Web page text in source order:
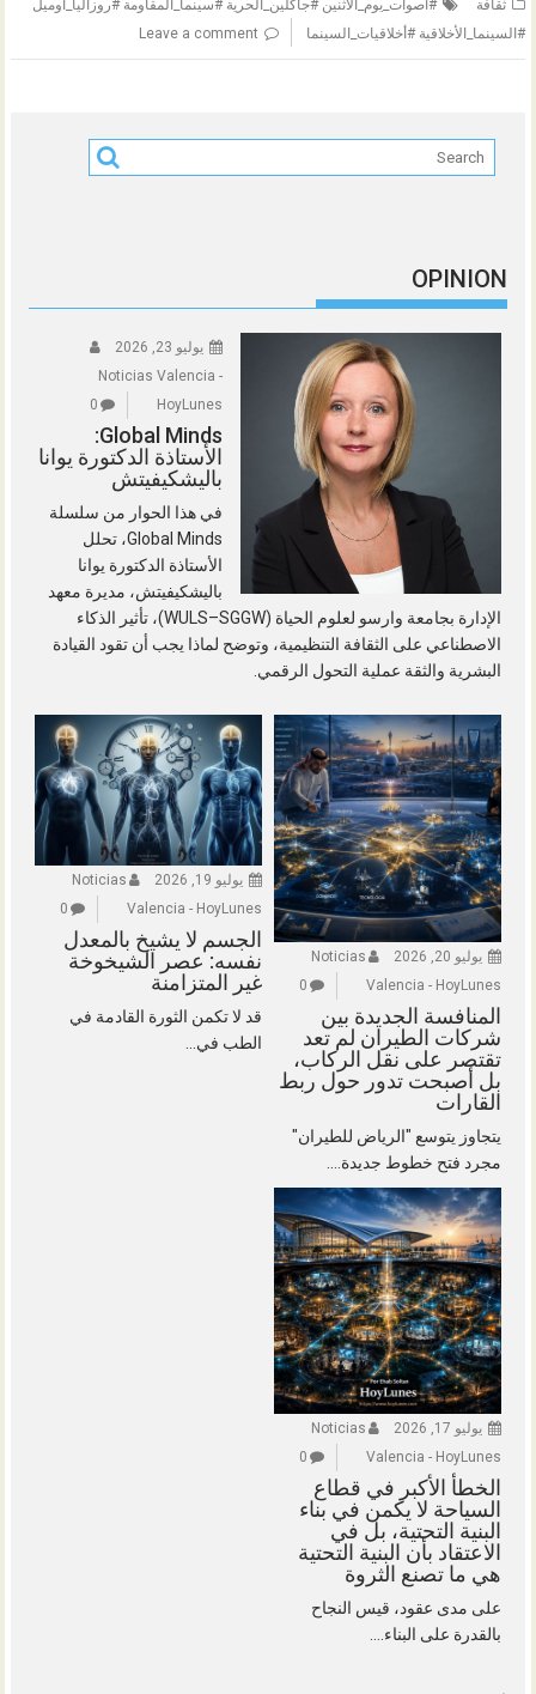
ثقافة
#أصوات_يوم_الاثنين #جاكلين_الحرية #سينما_المقاومة #روزاليا_أوميل
#السينما_الأخلاقية #أخلاقيات_السينما
Leave a comment
OPINION
يوليو 23, 2026
Noticias Valencia -
HoyLunes
0
Global Minds:
الأستاذة الدكتورة يوانا
باليشكيفيتش
في هذا الحوار من سلسلة
Global Minds، تحلل
الأستاذة الدكتورة يوانا
باليشكيفيتش، مديرة معهد
الإدارة بجامعة وارسو لعلوم الحياة (WULS–SGGW)، تأثير الذكاء
الاصطناعي على الثقافة التنظيمية، وتوضح لماذا يجب أن تقود القيادة
البشرية والثقة عملية التحول الرقمي.
يوليو 20, 2026
Noticias
Valencia - HoyLunes
0
المنافسة الجديدة بين
شركات الطيران لم تعد
تقتصر على نقل الركاب،
بل أصبحت تدور حول ربط
القارات
يتجاوز يتوسع "الرياض للطيران"
مجرد فتح خطوط جديدة....
يوليو 19, 2026
Noticias
Valencia - HoyLunes
0
الجسم لا يشيخ بالمعدل
نفسه: عصر الشيخوخة
غير المتزامنة
قد لا تكمن الثورة القادمة في
الطب في...
يوليو 17, 2026
Noticias
Valencia - HoyLunes
0
الخطأ الأكبر في قطاع
السياحة لا يكمن في بناء
البنية التحتية، بل في
الاعتقاد بأن البنية التحتية
هي ما تصنع الثروة
على مدى عقود، قيس النجاح
بالقدرة على البناء....